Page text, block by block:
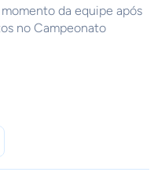
da equipe após
no Campeonato